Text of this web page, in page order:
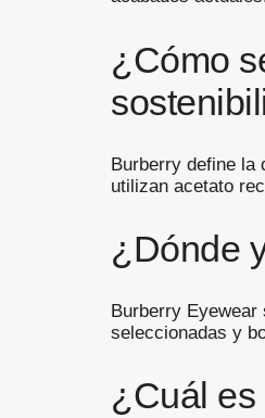
¿Cómo
Burberry define la
utilizan acetato
¿Dónde
Burberry
seleccionadas y
¿Cuál es